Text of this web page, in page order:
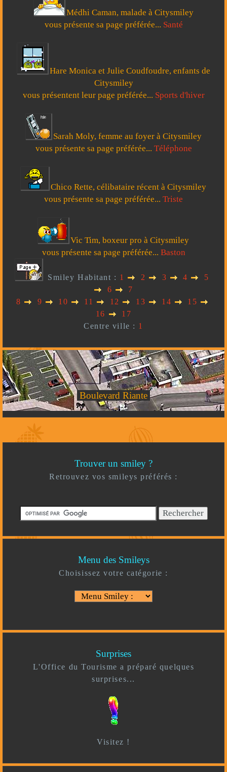
Médhi Caman, malade à Citysmiley
vous présente sa page préférée... Santé
Hare Monica et Julie Coudfoudre, enfants de
Citysmiley
vous présentent leur page préférée... Sports d'hiver
Sarah Moly, femme au foyer à Citysmiley
vous présente sa page préférée... Téléphone
Chico Rette, célibataire récent à Citysmiley
vous présente sa page préférée... Triste
Vic Tim, boxeur pro à Citysmiley
vous présente sa page préférée... Baston
Smiley Habitant : 1 2 3 4
5
6
7
8
9 10 11 12 13 14
15
16
17
Centre ville : 1
Boulevard Riante
Trouver un smiley ?
Retrouvez vos smileys préférés :
Menu des Smileys
Choisissez votre catégorie :
Surprises
L'Office du Tourisme a préparé quelques
surprises...
Visitez !